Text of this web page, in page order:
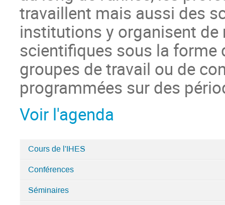
travaillent mais aussi des
institutions y organisent
scientifiques sous la forme
groupes de travail ou de
programmées sur des
Voir l'agenda
dans
I.H.E.S
Cours de l'IHES
Conférences
Séminaires